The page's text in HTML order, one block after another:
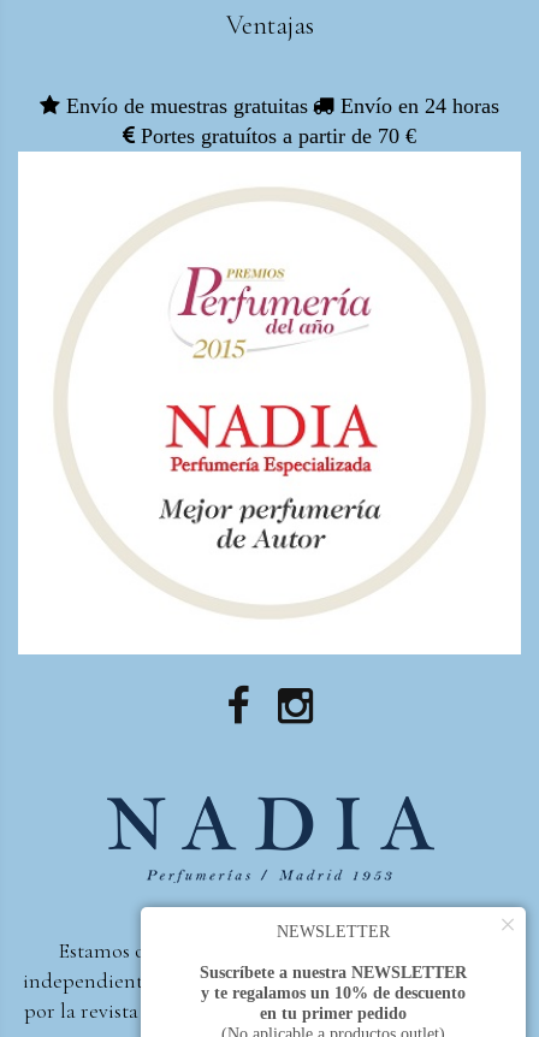
Ventajas
Envío de muestras gratuitas
Envío en 24 horas
Portes gratuítos a partir de 70 €
Estamos orgullosos de ser la primera perfumería
independiente de España, en recibir el premio otorgado
por la revista Beautyproof en 2015 a la mejor perfumería
×
NEWSLETTER
Suscríbete a nuestra NEWSLETTER
y te regalamos un 10% de descuento
en tu primer pedido